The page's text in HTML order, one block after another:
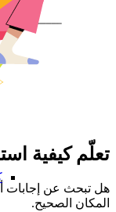
تعلّم كيفية
هل تبحث عن إجابات
المكان الصحيح.